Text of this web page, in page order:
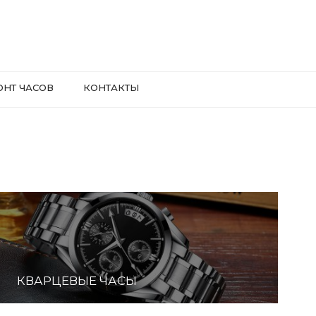
ЧАСОВ КОНТАКТЫ
КВАРЦЕВЫЕ ЧАСЫ